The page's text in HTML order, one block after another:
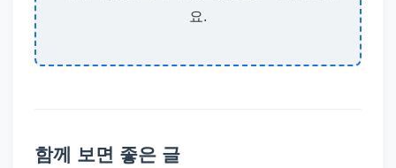
요.
함께 보면 좋은 글